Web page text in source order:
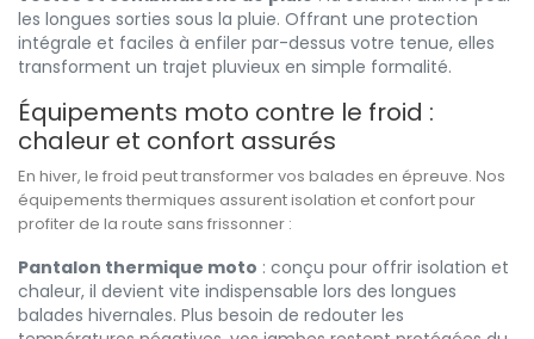
les longues sorties sous la pluie. Offrant une protection
intégrale et faciles à enfiler par-dessus votre tenue, elles
transforment un trajet pluvieux en simple formalité.
Équipements moto contre le froid :
chaleur et confort assurés
En hiver, le froid peut transformer vos balades en épreuve. Nos
équipements thermiques assurent isolation et confort pour
profiter de la route sans frissonner :
Pantalon thermique moto : conçu pour offrir isolation et
chaleur, il devient vite indispensable lors des longues
balades hivernales. Plus besoin de redouter les